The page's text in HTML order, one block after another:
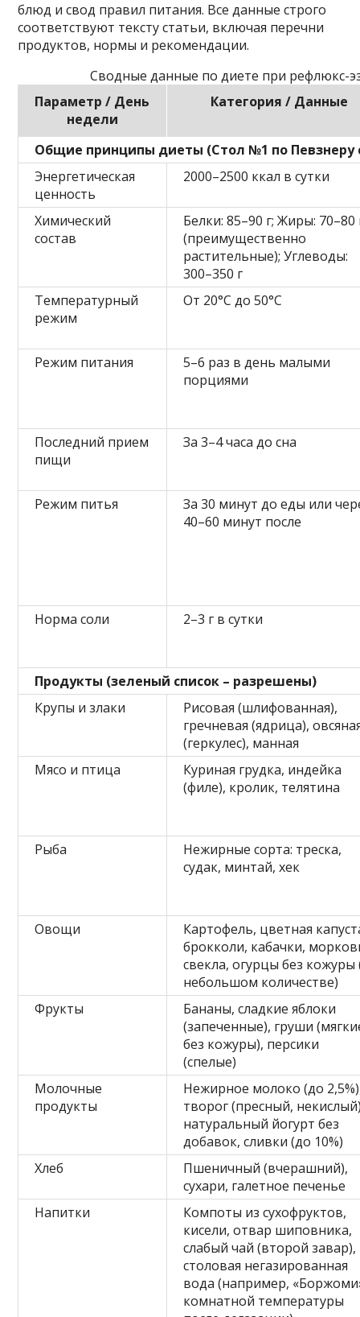
блюд и свод правил питания. Все данные строго
соответствуют тексту статьи, включая перечни
продуктов, нормы и рекомендации.
Сводные данные по диете при рефлюкс-
Параметр / День
недели
Категория / Данные
Общие принципы диеты (Стол №1 по
Энергетическая
ценность
2000–2500 ккал в сутки
Химический
состав
Белки: 85–90 г; Жиры: 70–80
(преимущественно
растительные); Углеводы:
300–350 г
Температурный
режим
От 20°C до 50°C
Режим питания
5–6 раз в день малыми
порциями
Последний прием
пищи
За 3–4 часа до сна
Режим питья
За 30 минут до еды или
40–60 минут после
Норма соли 2–3 г в сутки
Продукты (зеленый список – разрешены)
Крупы и злаки
Рисовая (шлифованная),
гречневая (ядрица),
(геркулес), манная
Мясо и птица
Куриная грудка, индейка
(филе), кролик, телятина
Рыба
Нежирные сорта: треска,
судак, минтай, хек
Овощи
Картофель, цветная
брокколи, кабачки,
свекла, огурцы без кожуры
небольшом количестве)
Фрукты
Бананы, сладкие яблоки
(запеченные), груши
без кожуры), персики
(спелые)
Молочные
продукты
Нежирное молоко (до
творог (пресный,
натуральный йогурт без
добавок, сливки (до 10%)
Хлеб
Пшеничный (вчерашний),
сухари, галетное печенье
Напитки
Компоты из сухофруктов,
кисели, отвар шиповника,
слабый чай (второй завар),
столовая негазированная
вода (например,
комнатной температуры